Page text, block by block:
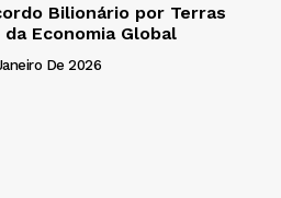
Bilionário por Terras
Economia Global
De 2026